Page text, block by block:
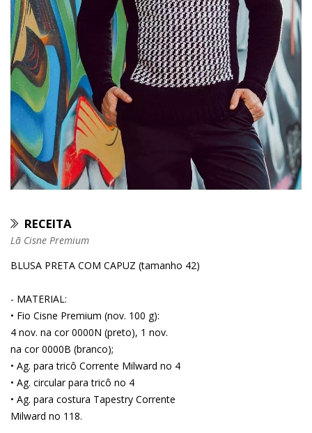
RECEITA
Lã Cisne Premium
BLUSA PRETA COM CAPUZ (tamanho 42)
- MATERIAL:
• Fio Cisne Premium (nov. 100 g):
4 nov. na cor 0000N (preto), 1 nov.
na cor 0000B (branco);
• Ag. para tricô Corrente Milward no 4
• Ag. circular para tricô no 4
• Ag. para costura Tapestry Corrente
Milward no 118.